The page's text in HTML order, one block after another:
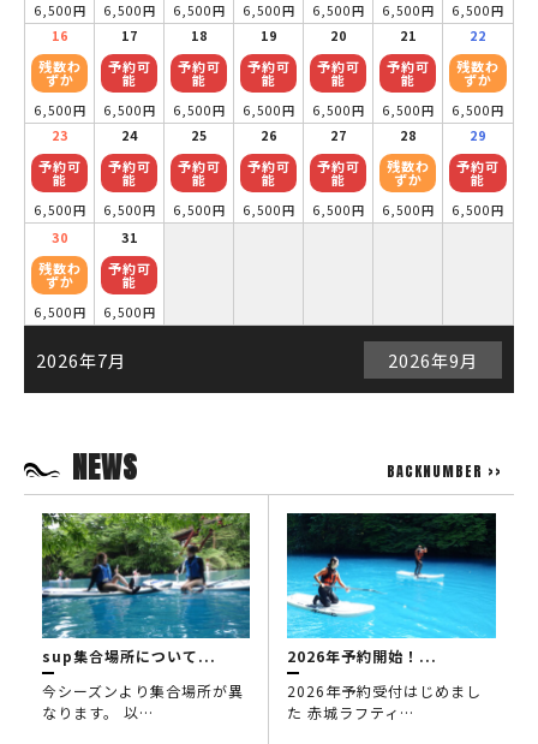
6,500円 6,500円 6,500円 6,500円 6,500円 6,500円
6,500円
16
残数わ
ずか
6,500円
17
予約可
能
6,500円
18
予約可
能
6,500円
19
予約可
能
6,500円
20
予約可
能
6,500円
21
予約可
能
6,500円
22
残数わ
ずか
6,500円
23
予約可
能
6,500円
24
予約可
能
6,500円
25
予約可
能
6,500円
26
予約可
能
6,500円
27
予約可
能
6,500円
28
残数わ
ずか
6,500円
29
予約可
能
6,500円
30
残数わ
ずか
6,500円
31
予約可
能
6,500円
2026年7月 2026年9月
NEWS BACKNUMBER >>
sup集合場所について...
今シーズンより集合場所が異
なります。 以…
2026年予約開始！...
2026年予約受付はじめまし
た 赤城ラフティ…